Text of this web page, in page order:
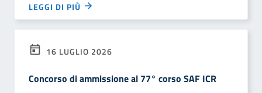
LEGGI DI PIÙ
16 LUGLIO 2026
Concorso di ammissione al 77° corso SAF ICR